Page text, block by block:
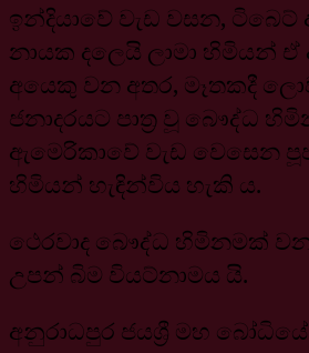
ඉන්දියාවේ වැඩ වසන, ටිබෙට්
නායක දලෙයි ලාමා හිමියන්
අයෙකු වන අතර, මෑතකදී
ජනාදරයට පාත්‍ර වූ බෞද්ධ
ඇමෙරිකාවේ වැඩ වෙසෙන
හිමියන් හැඳින්විය හැකි ය.
ථෙරවාද බෞද්ධ හිමිනමක්
උපන් බිම වියට්නාමය යි.
අනුරාධපුර ජයශ්‍රී මහ